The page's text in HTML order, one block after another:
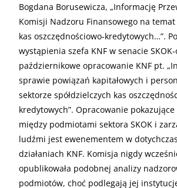
Bogdana Borusewicza, „Informację
Komisji Nadzoru Finansowego na temat
kas oszczędnościowo-kredytowych…”.
wystąpienia szefa KNF w senacie
październikowe opracowanie KNF pt.
sprawie powiązań kapitałowych i
sektorze spółdzielczych kas
kredytowych”. Opracowanie pokazujące
między podmiotami sektora SKOK i
ludźmi jest ewenementem w
działaniach KNF. Komisja nigdy
opublikowała podobnej analizy
podmiotów, choć podlegają jej